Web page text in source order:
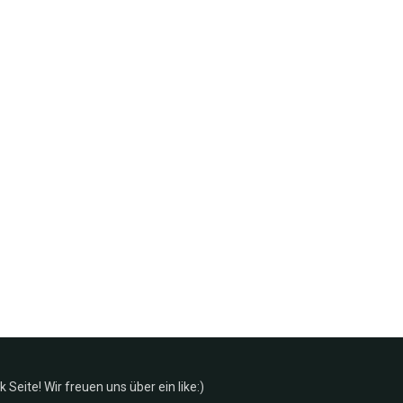
Seite! Wir freuen uns über ein like:)